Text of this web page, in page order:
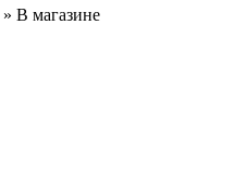
» В магазине